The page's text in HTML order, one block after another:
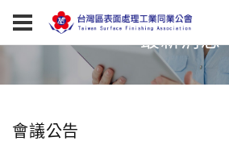
最新消息
會議公告